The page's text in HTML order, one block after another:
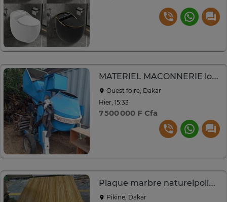
MATERIEL MACONNERIE lot complet ou ventes séparées
Ouest foire, Dakar
Hier, 15:33
7 500 000 F Cfa
Plaque marbre naturelpolie grande taille
Pikine, Dakar